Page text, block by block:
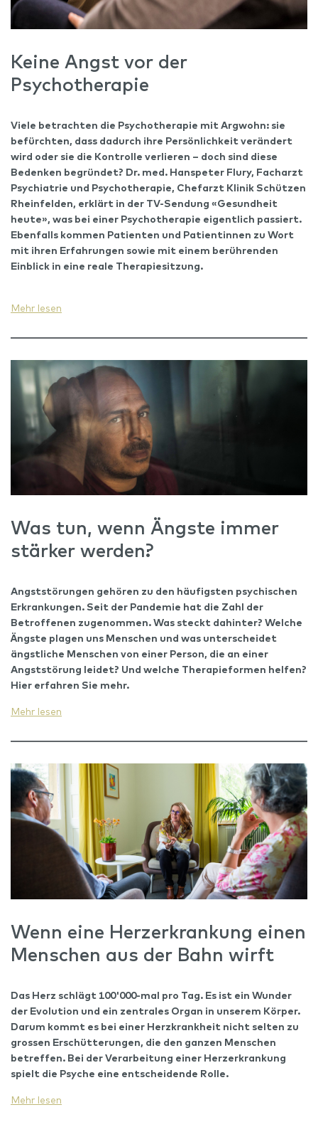
Keine Angst vor der
Psychotherapie
Viele betrachten die Psychotherapie mit Argwohn: sie
befürchten, dass dadurch ihre Persönlichkeit verändert
wird oder sie die Kontrolle verlieren – doch sind diese
Bedenken begründet? Dr. med. Hanspeter Flury, Facharzt
Psychiatrie und Psychotherapie, Chefarzt Klinik Schützen
Rheinfelden, erklärt in der TV-Sendung «Gesundheit
heute», was bei einer Psychotherapie eigentlich passiert.
Ebenfalls kommen Patienten und Patientinnen zu Wort
mit ihren Erfahrungen sowie mit einem berührenden
Einblick in eine reale Therapiesitzung.
Mehr lesen
Was tun, wenn Ängste immer
stärker werden?
Angststörungen gehören zu den häufigsten psychischen
Erkrankungen.Seit der Pandemie hat die Zahl der
Betroffenen zugenommen. Was steckt dahinter? Welche
Ängste plagen uns Menschen und was unterscheidet
ängstliche Menschen von einer Person, die an einer
Angststörung leidet? Und welche Therapieformen helfen?
Hier erfahren Sie mehr.
Mehr lesen
Wenn eine Herzerkrankung einen
Menschen aus der Bahn wirft
Das Herz schlägt 100'000-mal pro Tag. Es ist ein Wunder
der Evolution und ein zentrales Organ in unserem Körper.
Darum kommt es bei einer Herzkrankheit nicht selten zu
grossen Erschütterungen, die den ganzen Menschen
betreffen. Bei der Verarbeitung einer Herzerkrankung
spielt die Psyche eine entscheidende Rolle.
Mehr lesen